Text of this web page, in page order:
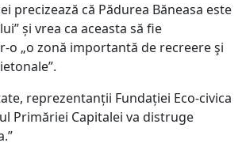
precizează că Pădurea Băneasa este
și vrea ca aceasta să fie
„o zonă importantă de recreere şi
reprezentanții Fundației Eco-civica
Primăriei Capitalei va distruge